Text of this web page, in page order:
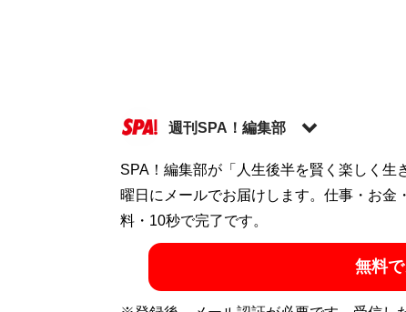
週刊SPA！編集部
記事一覧へ
SPA！編集部が「人生後半を賢く楽しく
曜日にメールでお届けします。仕事・お
料・10秒で完了です。
無料